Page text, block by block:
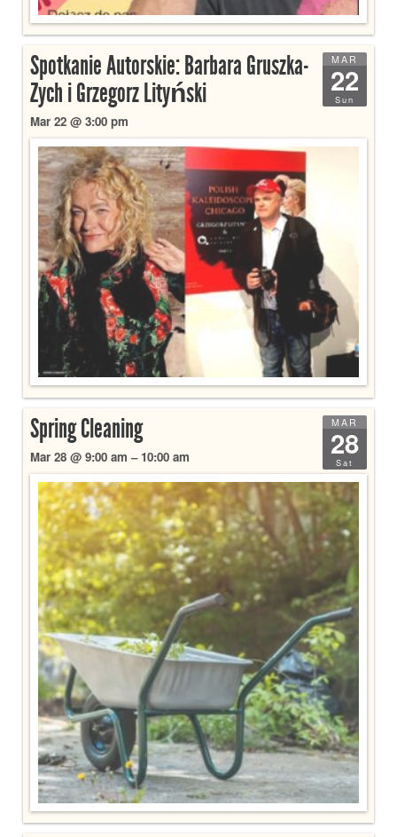
MAR
22
Sun
Spotkanie Autorskie: Barbara Gruszka-
Zych i Grzegorz Lityński
Mar 22 @ 3:00 pm
MAR
28
Sat
Spring Cleaning
Mar 28 @ 9:00 am – 10:00 am